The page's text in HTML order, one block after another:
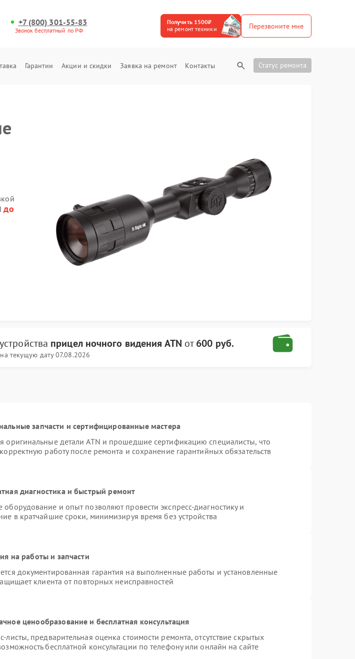
+7 (800) 301-55-83
Звонок бесплатный по РФ
Получить 1500₽
на ремонт техники
Перезвоните мне
Гарантии Акции и скидки Заявка на ремонт Контакты Статус ремонта
до
прицел ночного видения ATN от600 руб.
текущую дату 07.08.2026
запчасти и сертифицированные мастера
оригинальные детали ATN и прошедшие сертификацию специалисты, что
работу после ремонта и сохранение гарантийных обязательств
диагностика и быстрый ремонт
оборудование и опыт позволяют провести экспресс-диагностику и
в кратчайшие сроки, минимизируя время без устройства
на работы и запчасти
документированная гарантия на выполненные работы и установленные
клиента от повторных неисправностей
ценообразование и бесплатная консультация
листы, предварительная оценка стоимости ремонта, отсутствие скрытых
бесплатной консультации по телефону или онлайн на сайте